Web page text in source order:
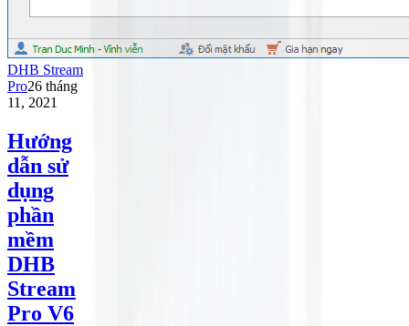
DHB Stream
Pro26 tháng
11, 2021
Hướng
dẫn sử
dụng
phần
mềm
DHB
Stream
Pro V6